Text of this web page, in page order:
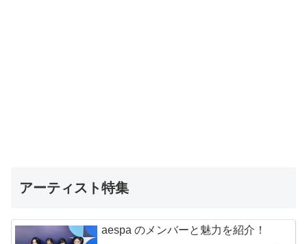
アーティスト特集
aespa のメンバーと魅力を紹介！